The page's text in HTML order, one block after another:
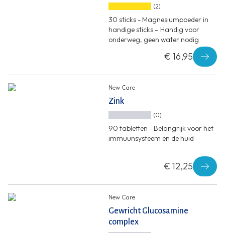
(2)
30 sticks - Magnesiumpoeder in
handige sticks – Handig voor
onderweg, geen water nodig
€ 16,95
New Care
Zink
(0)
90 tabletten - Belangrijk voor het
immuunsysteem en de huid
€ 12,25
New Care
Gewricht Glucosamine
complex